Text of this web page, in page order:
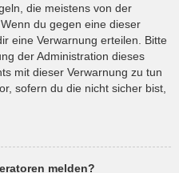
die meistens von der
du gegen eine dieser
eine Verwarnung erteilen. Bitte
der Administration dieses
mit dieser Verwarnung zu tun
sofern du die nicht sicher bist,
melden?